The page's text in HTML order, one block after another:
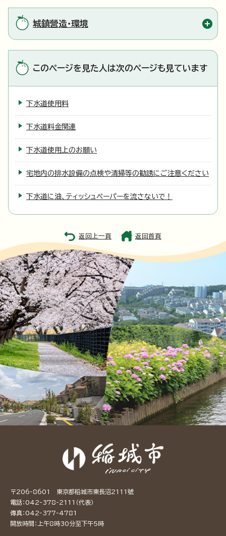
城鎮營造・環境
このページを見た人は次のページも見ています
下水道使用料
下水道料金関連
下水道使用上のお願い
宅地内の排水設備の点検や清掃等の勧誘にご注意ください
下水道に油、ティッシュペーパーを流さないで！
返回上一頁 返回首頁
〒206-8601 東京都稻城市東長沼2111號
電話：042-378-2111（代表）
傳真：042-377-4781
開放時間：上午8時30分至下午5時